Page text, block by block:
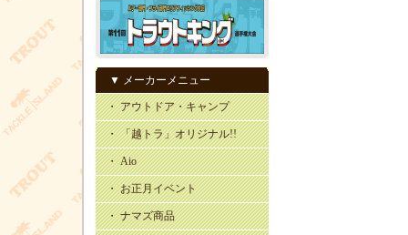
▼ メーカーメニュー
・ アウトドア・キャンプ
・ 「越トラ」オリジナル!!
・ Aio
・ お正月イベント
・ ナマズ商品